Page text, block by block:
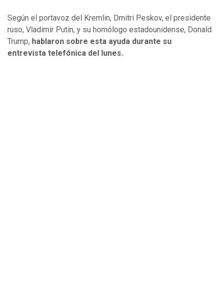
Según el portavoz del Kremlin, Dmitri Peskov, el presidente
ruso, Vladimir Putin, y su homólogo estadounidense, Donald
Trump, hablaron sobre esta ayuda durante su
entrevista telefónica del lunes.